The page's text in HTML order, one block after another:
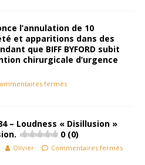
l’annulation de 10
et apparitions dans des
que BIFF BYFORD subit
chirurgicale d’urgence
fermés
– Loudness « Disillusion »
0 (0)
Olivier Commentaires fermés